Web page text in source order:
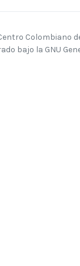
Colombiano
bajo la GNU